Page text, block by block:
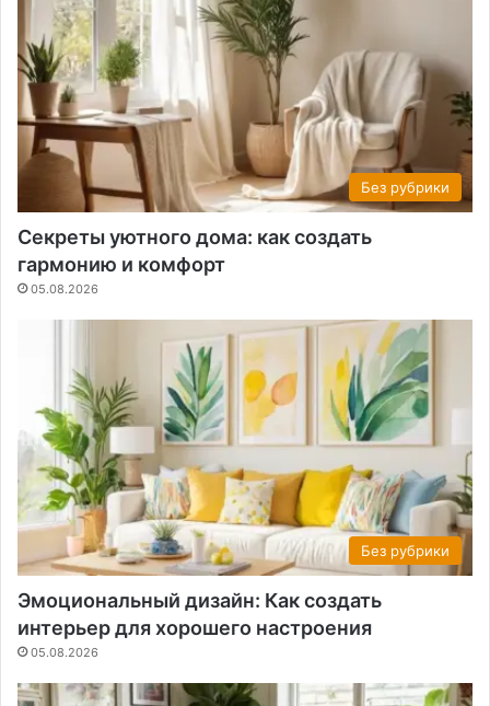
Без рубрики
Секреты уютного дома: как создать
гармонию и комфорт
05.08.2026
Без рубрики
Эмоциональный дизайн: Как создать
интерьер для хорошего настроения
05.08.2026